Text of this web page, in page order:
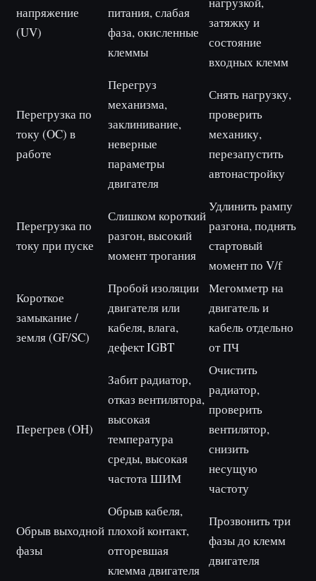
напряжение
(UV)
питания, слабая
фаза, окисленные
клеммы
затяжку и
состояние
входных клемм
Перегрузка по
току (OC) в
работе
Перегруз
механизма,
заклинивание,
неверные
параметры
двигателя
Снять нагрузку,
проверить
механику,
перезапустить
автонастройку
Перегрузка по
току при пуске
Слишком короткий
разгон, высокий
момент трогания
Удлинить рампу
разгона, поднять
стартовый
момент по V/f
Короткое
замыкание /
земля (GF/SC)
Пробой изоляции
двигателя или
кабеля, влага,
дефект IGBT
Мегомметр на
двигатель и
кабель отдельно
от ПЧ
Перегрев (OH)
Забит радиатор,
отказ вентилятора,
высокая
температура
среды, высокая
частота ШИМ
Очистить
радиатор,
проверить
вентилятор,
снизить
несущую
частоту
Обрыв выходной
фазы
Обрыв кабеля,
плохой контакт,
отгоревшая
клемма двигателя
Прозвонить три
фазы до клемм
двигателя